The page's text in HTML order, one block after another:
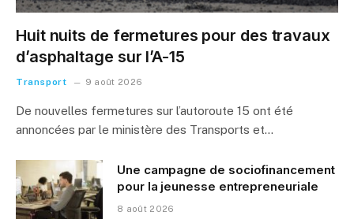
Huit nuits de fermetures pour des travaux
d’asphaltage sur l’A-15
Transport 9 août 2026
De nouvelles fermetures sur l’autoroute 15 ont été
annoncées par le ministère des Transports et…
Une campagne de sociofinancement
pour la jeunesse entrepreneuriale
8 août 2026